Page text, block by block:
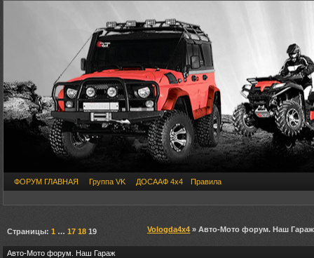
ФОРУМ ГЛАВНАЯ Группа VK ДОСААФ 4х4 Правила
Страницы: 1 … 17 18 19 Vologda4x4 » Авто-Мото форум. Наш Гараж
Авто-Мото форум. Наш Гараж